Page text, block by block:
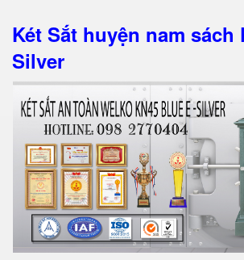
Két Sắt huyện nam sách
Silver